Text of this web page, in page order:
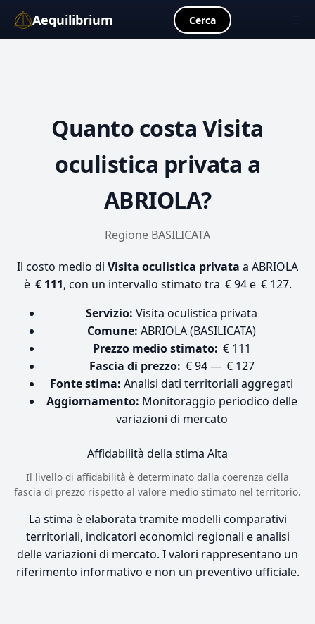
Aequilibrium Cerca
Quanto costa Visita
oculistica privata a
ABRIOLA?
Regione BASILICATA
Il costo medio di Visita oculistica privata a ABRIOLA
è € 111, con un intervallo stimato tra € 94 e € 127.
Servizio: Visita oculistica privata
Comune: ABRIOLA (BASILICATA)
Prezzo medio stimato: € 111
Fascia di prezzo: € 94 — € 127
Fonte stima: Analisi dati territoriali aggregati
Aggiornamento: Monitoraggio periodico delle
variazioni di mercato
Affidabilità della stima Alta
Il livello di affidabilità è determinato dalla coerenza della
fascia di prezzo rispetto al valore medio stimato nel territorio.
La stima è elaborata tramite modelli comparativi
territoriali, indicatori economici regionali e analisi
delle variazioni di mercato. I valori rappresentano un
riferimento informativo e non un preventivo ufficiale.